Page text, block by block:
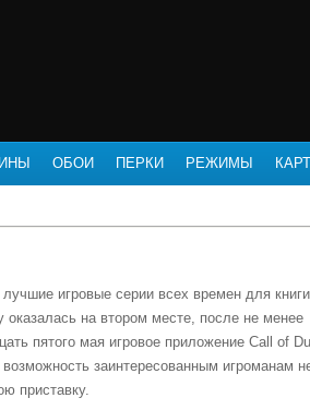
ОБОИ ПЕРКИ РЕЖИМЫ
игровые серии всех времен для книги
оказалась на втором месте, после не менее
пятого мая игровое приложение Call of
заинтересованным игроманам
приставку.